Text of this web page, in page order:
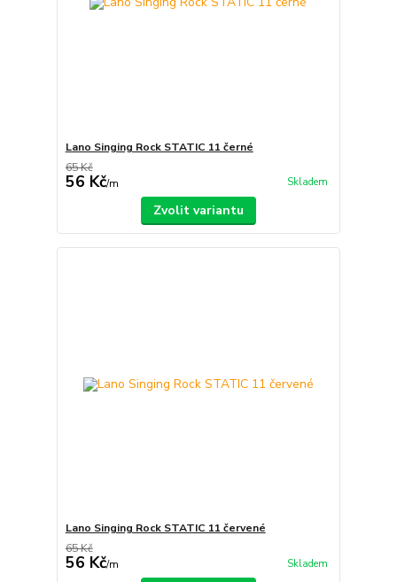
Lano Singing Rock STATIC 11 černé
65 Kč
56 Kč/m Skladem
Zvolit variantu
Lano Singing Rock STATIC 11 červené
65 Kč
56 Kč/m Skladem